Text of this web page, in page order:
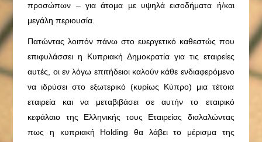
προσώπων – για άτοµα µε υψηλά εισοδήματα ή/και
μεγάλη περιουσία.
Πατώντας λοιπόν πάνω στο ευεργετικό καθεστώς που
επιφυλάσσει η Κυπριακή Δημοκρατία για τις εταιρείες
αυτές, οι εν λόγω επιτήδειοι καλούν κάθε ενδιαφερόμενο
να ιδρύσει στο εξωτερικό (κυρίως Κύπρο) μια τέτοια
εταιρεία και να μεταβιβάσει σε αυτήν το εταιρικό
κεφάλαιο της Ελληνικής τους Εταιρείας διαλαλώντας
πως η κυπριακή Holding θα λάβει το μέρισμα της